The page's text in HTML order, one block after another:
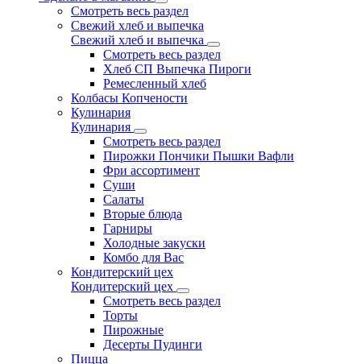
Смотреть весь раздел
Свежий хлеб и выпечка
Свежий хлеб и выпечка
Смотреть весь раздел
Хлеб СП Выпечка Пироги
Ремесленный хлеб
Колбасы Копчености
Кулинария
Кулинария
Смотреть весь раздел
Пирожки Пончики Пышки Вафли
Фри ассортимент
Суши
Салаты
Вторые блюда
Гарниры
Холодные закуски
Комбо для Вас
Кондитерский цех
Кондитерский цех
Смотреть весь раздел
Торты
Пирожные
Десерты Пудинги
Пицца